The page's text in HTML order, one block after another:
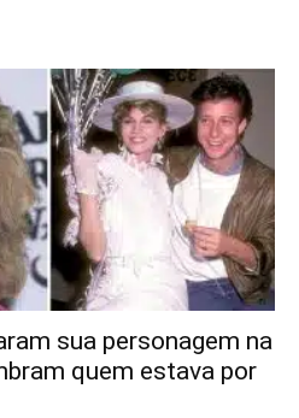
sua personagem na
quem estava por